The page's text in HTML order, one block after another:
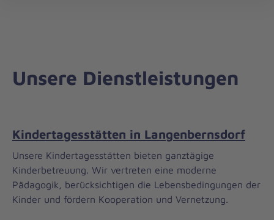
Unsere Dienstleistungen
Kindertagesstätten in Langenbernsdorf
Unsere Kindertagesstätten bieten ganztägige
Kinderbetreuung. Wir vertreten eine moderne
Pädagogik, berücksichtigen die Lebensbedingungen der
Kinder und fördern Kooperation und Vernetzung.